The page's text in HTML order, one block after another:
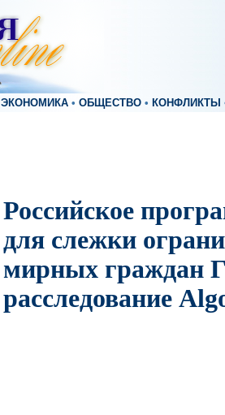
ЭКОНОМИКА • ОБЩЕСТВО • КОНФЛИКТЫ
Российское
для слежки
мирных граждан
расследование